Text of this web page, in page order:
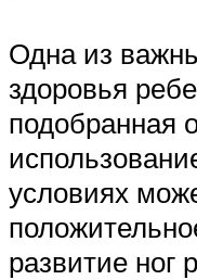
Одна из
здоровья
подобранная
условиях
развитие ног